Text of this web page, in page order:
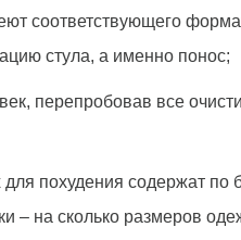
соответствующего
стула, а именно понос;
перепробовав все
похудения содержат по
– на сколько размеров